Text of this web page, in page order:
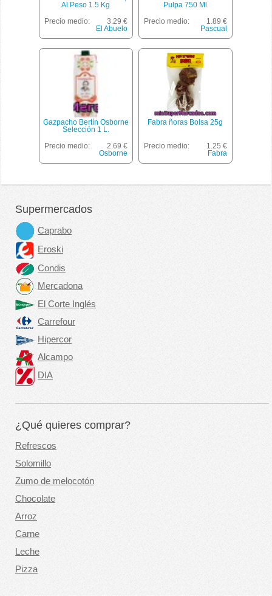
Al Peso 1.5 Kg
Precio medio:
3.29 €
El Abuelo
Pulpa 750 Ml
Precio medio:
1.89 €
Pascual
Gazpacho Bertín Osborne
Selección 1 L.
Precio medio:
2.69 €
Osborne
Fabra ñoras Bolsa 25g
Precio medio:
1.25 €
Fabra
Supermercados
Caprabo
Eroski
Condis
Mercadona
El Corte Inglés
Carrefour
Hipercor
Alcampo
DIA
¿Qué quieres comprar?
Refrescos
Solomillo
Zumo de melocotón
Chocolate
Arroz
Carne
Leche
Pizza